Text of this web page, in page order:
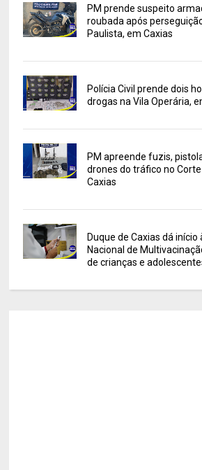
PM prende suspeito
roubada após
Paulista, em Caxias
Polícia Civil prende dois
drogas na Vila Operária,
PM apreende fuzis,
drones do tráfico no
Caxias
Duque de Caxias dá início
Nacional de
de crianças e